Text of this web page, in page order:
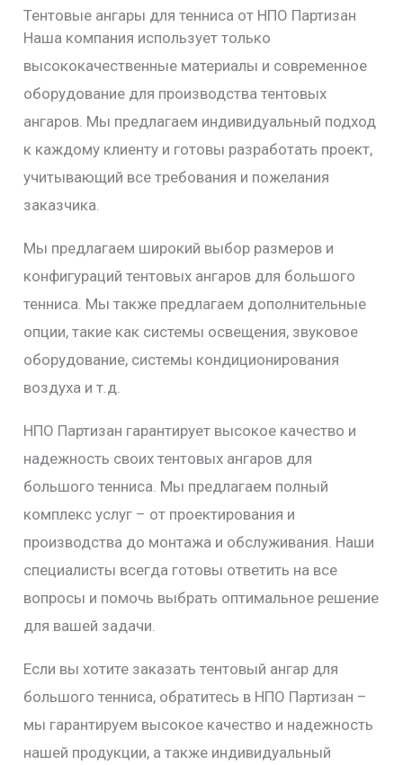
Тентовые ангары для тенниса от НПО Партизан
Наша компания использует только
высококачественные материалы и современное
оборудование для производства тентовых
ангаров. Мы предлагаем индивидуальный подход
к каждому клиенту и готовы разработать проект,
учитывающий все требования и пожелания
заказчика.
Мы предлагаем широкий выбор размеров и
конфигураций тентовых ангаров для большого
тенниса. Мы также предлагаем дополнительные
опции, такие как системы освещения, звуковое
оборудование, системы кондиционирования
воздуха и т.д.
НПО Партизан гарантирует высокое качество и
надежность своих тентовых ангаров для
большого тенниса. Мы предлагаем полный
комплекс услуг – от проектирования и
производства до монтажа и обслуживания. Наши
специалисты всегда готовы ответить на все
вопросы и помочь выбрать оптимальное решение
для вашей задачи.
Если вы хотите заказать тентовый ангар для
большого тенниса, обратитесь в НПО Партизан –
мы гарантируем высокое качество и надежность
нашей продукции, а также индивидуальный